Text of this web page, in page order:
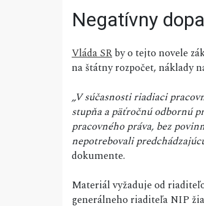
Negatívny
Vláda SRby o tejto novele
na štátny rozpočet, náklady
„V súčasnosti riadiaci
stupňa a päťročnú odbornú
pracovného práva, bez
nepotrebovali
dokumente.
Materiál vyžaduje od
generálneho riaditeľa NIP